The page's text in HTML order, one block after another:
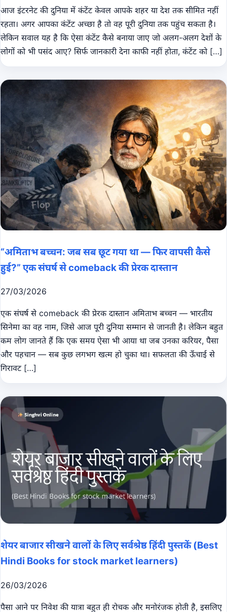
आज इंटरनेट की दुनिया में कंटेंट केवल आपके शहर या देश तक सीमित नहीं
रहता। अगर आपका कंटेंट अच्छा है तो वह पूरी दुनिया तक पहुंच सकता है।
लेकिन सवाल यह है कि ऐसा कंटेंट कैसे बनाया जाए जो अलग-अलग देशों के
लोगों को भी पसंद आए? सिर्फ जानकारी देना काफी नहीं होता, कंटेंट को […]
“अमिताभ बच्चन: जब सब छूट गया था — फिर वापसी कैसे
हुई?” एक संघर्ष से comeback की प्रेरक दास्तान
27/03/2026
एक संघर्ष से comeback की प्रेरक दास्तान अमिताभ बच्चन — भारतीय
सिनेमा का वह नाम, जिसे आज पूरी दुनिया सम्मान से जानती है। लेकिन बहुत
कम लोग जानते हैं कि एक समय ऐसा भी आया था जब उनका करियर, पैसा
और पहचान — सब कुछ लगभग खत्म हो चुका था। सफलता की ऊँचाई से
गिरावट […]
शेयर बाजार सीखने वालों के लिए सर्वश्रेष्ठ हिंदी पुस्तकें (Best
Hindi Books for stock market learners)
26/03/2026
पैसा आने पर निवेश की यात्रा बहुत ही रोचक और मनोरंजक होती है, इसलिए